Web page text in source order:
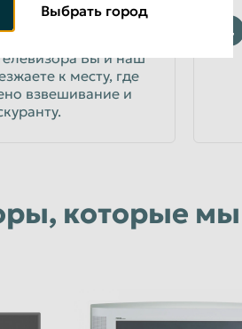
ОЦЕНКИ
Вы и наш
к месту, где
взвешивание и
4
которые
Выбрать город